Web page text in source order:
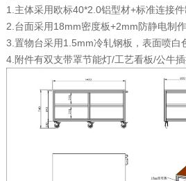
1.主体采用欧标40*2.0铝型材+标准连接件
2.台面采用18mm密度板+2mm防静电制作
3.置物台采用1.5mm冷轧钢板，表面喷白
4.附件有双支带罩节能灯/工艺看板/公牛插